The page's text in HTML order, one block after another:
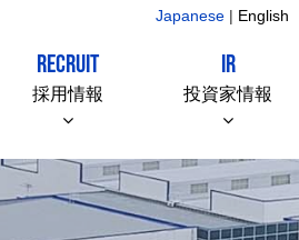
Japanese | English
RECRUIT
採用情報
IR
投資家情報